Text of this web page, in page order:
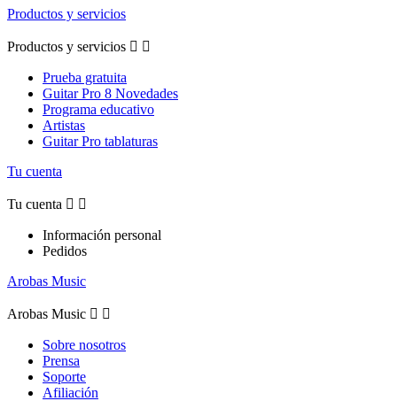
Productos y servicios
Productos y servicios  
Prueba gratuita
Guitar Pro 8 Novedades
Programa educativo
Artistas
Guitar Pro tablaturas
Tu cuenta
Tu cuenta  
Información personal
Pedidos
Arobas Music
Arobas Music  
Sobre nosotros
Prensa
Soporte
Afiliación